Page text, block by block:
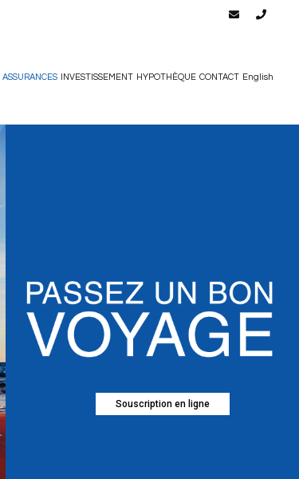
ASSURANCES INVESTISSEMENT HYPOTHÈQUE CONTACT English
Souscription en ligne